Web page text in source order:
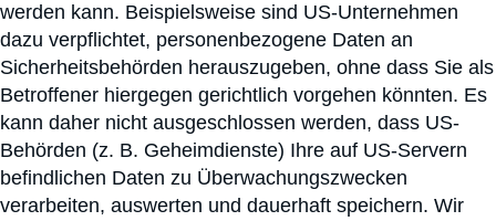
werden kann. Beispielsweise sind US-Unternehmen
dazu verpflichtet, personenbezogene Daten an
Sicherheitsbehörden herauszugeben, ohne dass Sie als
Betroffener hiergegen gerichtlich vorgehen könnten. Es
kann daher nicht ausgeschlossen werden, dass US-
Behörden (z. B. Geheimdienste) Ihre auf US-Servern
befindlichen Daten zu Überwachungszwecken
verarbeiten, auswerten und dauerhaft speichern. Wir